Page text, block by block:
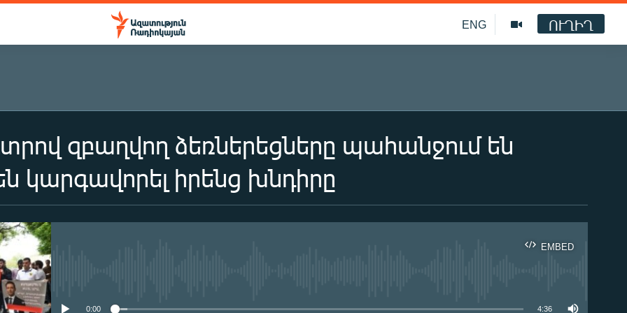
ENG ՈՒՂԻՂ
զբաղվող ձեռներեցները պահանջում են
կարգավորել իրենց խնդիրը
EMBED
0:00 4:36